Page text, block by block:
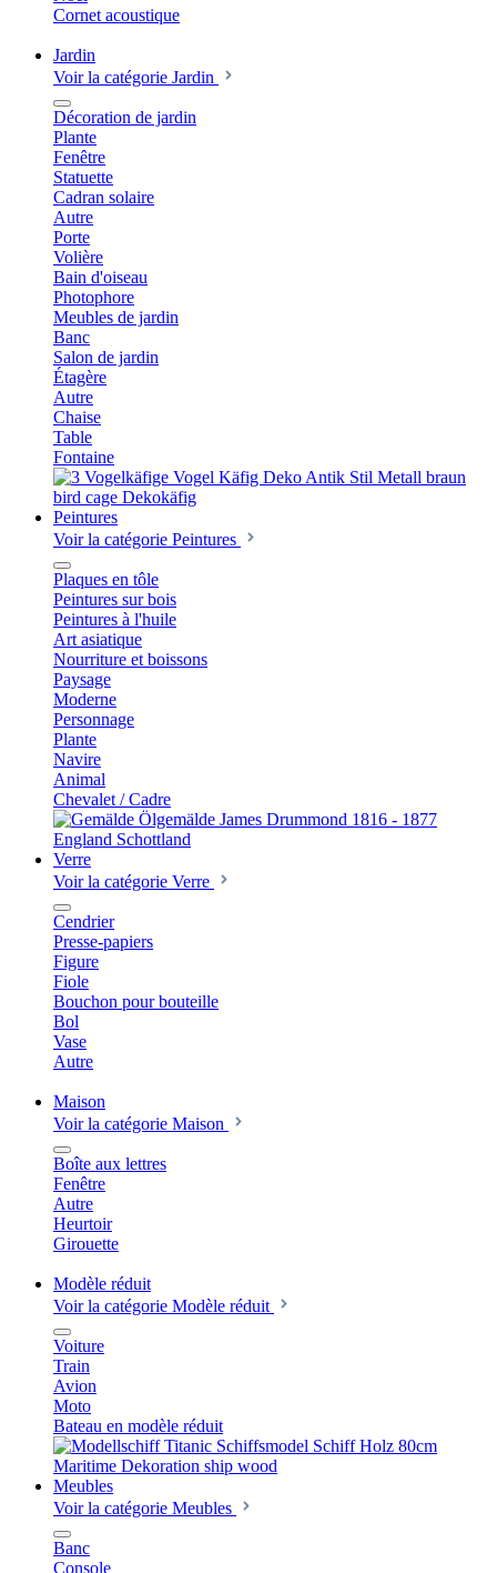
Cornet acoustique
Jardin
Voir la catégorie Jardin
Décoration de jardin
Plante
Fenêtre
Statuette
Cadran solaire
Autre
Porte
Volière
Bain d'oiseau
Photophore
Meubles de jardin
Banc
Salon de jardin
Étagère
Autre
Chaise
Table
Fontaine
Peintures
Voir la catégorie Peintures
Plaques en tôle
Peintures sur bois
Peintures à l'huile
Art asiatique
Nourriture et boissons
Paysage
Moderne
Personnage
Plante
Navire
Animal
Chevalet / Cadre
Verre
Voir la catégorie Verre
Cendrier
Presse-papiers
Figure
Fiole
Bouchon pour bouteille
Bol
Vase
Autre
Maison
Voir la catégorie Maison
Boîte aux lettres
Fenêtre
Autre
Heurtoir
Girouette
Modèle réduit
Voir la catégorie Modèle réduit
Voiture
Train
Avion
Moto
Bateau en modèle réduit
Meubles
Voir la catégorie Meubles
Banc
Console